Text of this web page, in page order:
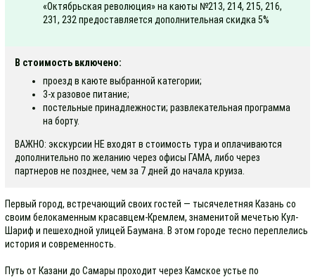
«Октябрьская революция» на каюты №213, 214, 215, 216,
231, 232 предоставляется дополнительная скидка 5%
В стоимость включено:
проезд в каюте выбранной категории;
3-х разовое питание;
постельные принадлежности; развлекательная программа
на борту.
ВАЖНО: экскурсии НЕ входят в стоимость тура и оплачиваются
дополнительно по желанию через офисы ГАМА, либо через
партнеров не позднее, чем за 7 дней до начала круиза.
Первый город, встречающий своих гостей — тысячелетняя Казань со
своим белокаменным красавцем-Кремлем, знаменитой мечетью Кул-
Шариф и пешеходной улицей Баумана. В этом городе тесно переплелись
история и современность.
Путь от Казани до Самары проходит через Камское устье по